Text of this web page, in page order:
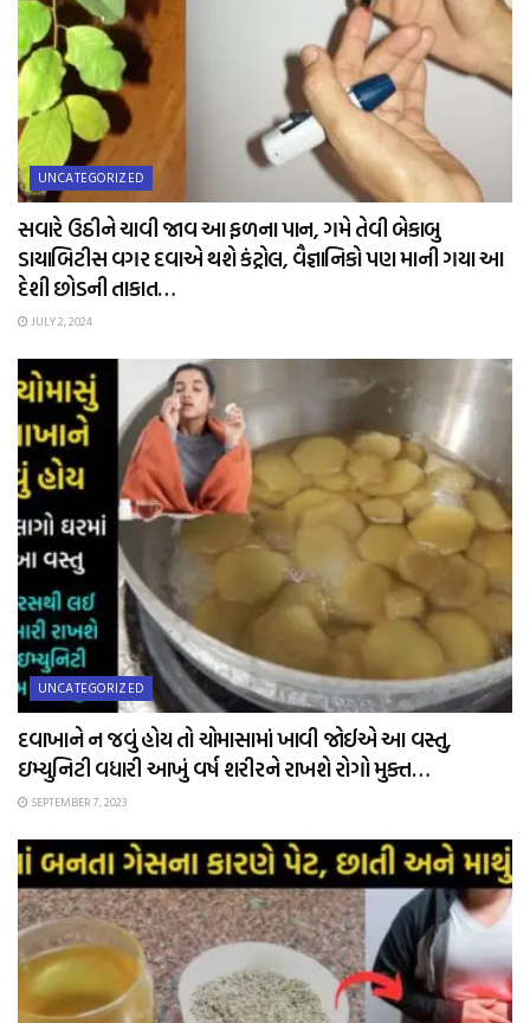
UNCATEGORIZED
સવારે ઉઠીને ચાવી જાવ આ ફળના પાન, ગમે તેવી બેકાબુ
ડાયાબિટીસ વગર દવાએ થશે કંટ્રોલ, વૈજ્ઞાનિકો પણ માની ગયા આ
દેશી છોડની તાકાત…
JULY 2, 2024
UNCATEGORIZED
દવાખાને ન જવું હોય તો ચોમાસામાં ખાવી જોઈએ આ વસ્તુ,
ઇમ્યુનિટી વધારી આખું વર્ષ શરીરને રાખશે રોગો મુક્ત…
SEPTEMBER 7, 2023